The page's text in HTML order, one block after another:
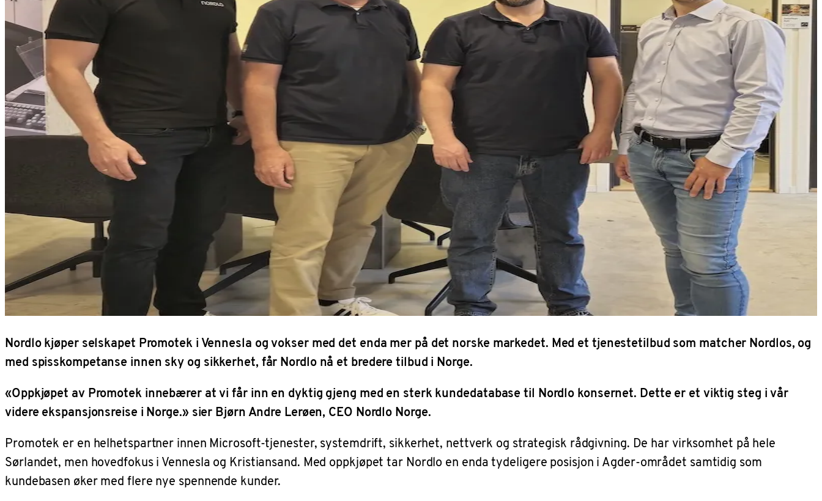
Nordlo kjøper selskapet Promotek i Vennesla og vokser med det enda mer på det norske markedet. Med et tjenestetilbud som matcher Nordlos, og
med spisskompetanse innen sky og sikkerhet, får Nordlo nå et bredere tilbud i Norge.
«Oppkjøpet av Promotek innebærer at vi får inn en dyktig gjeng med en sterk kundedatabase til Nordlo konsernet. Dette er et viktig steg i vår
videre ekspansjonsreise i Norge.» sier Bjørn Andre Lerøen, CEO Nordlo Norge.
Promotek er en helhetspartner innen Microsoft-tjenester, systemdrift, sikkerhet, nettverk og strategisk rådgivning. De har virksomhet på hele
Sørlandet, men hovedfokus i Vennesla og Kristiansand. Med oppkjøpet tar Nordlo en enda tydeligere posisjon i Agder-området samtidig som
kundebasen øker med flere nye spennende kunder.